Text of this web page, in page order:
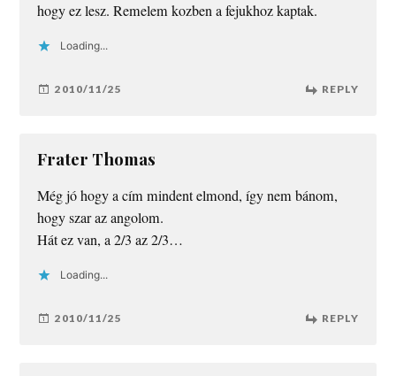
hogy ez lesz. Remelem kozben a fejukhoz kaptak.
Loading...
2010/11/25 REPLY
Frater Thomas
Még jó hogy a cím mindent elmond, így nem bánom,
hogy szar az angolom.
Hát ez van, a 2/3 az 2/3…
Loading...
2010/11/25 REPLY